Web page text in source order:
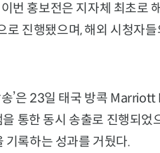
번 홍보전은 지자체 최초로
진행됐으며, 해외 시청자
’은 23일 태국 방콕
통한 동시 송출로 진행되었
기록하는 성과를 거뒀다.